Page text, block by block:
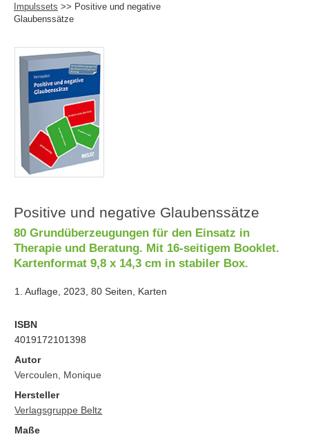
Impulssets >> Positive und negative
Glaubenssätze
Positive und negative Glaubenssätze
80 Grundüberzeugungen für den Einsatz in
Therapie und Beratung. Mit 16-seitigem Booklet.
Kartenformat 9,8 x 14,3 cm in stabiler Box.
1. Auflage, 2023, 80 Seiten, Karten
ISBN
4019172101398
Autor
Vercoulen, Monique
Hersteller
Verlagsgruppe Beltz
Maße